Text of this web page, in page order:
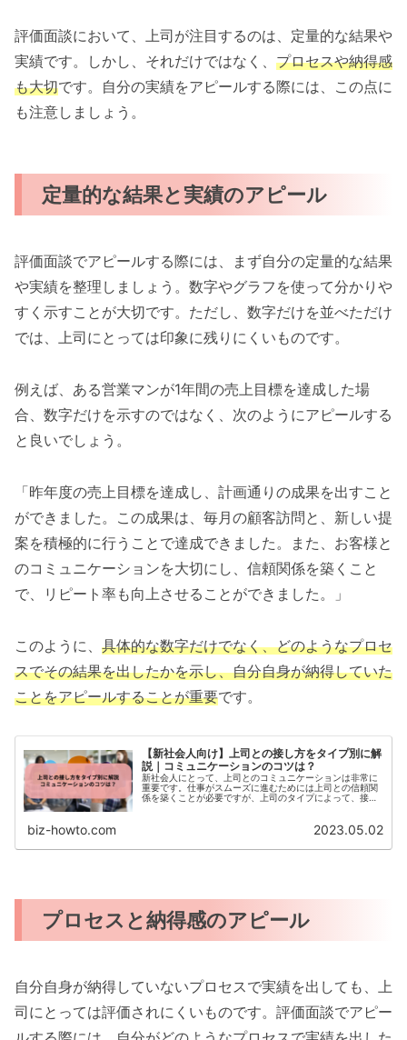
評価面談において、上司が注目するのは、定量的な結果や
実績です。しかし、それだけではなく、 プロセスや納得感
も大切です。自分の実績をアピールする際には、この点に
も注意しましょう。
定量的な結果と実績のアピール
評価面談でアピールする際には、まず自分の定量的な結果
や実績を整理しましょう。数字やグラフを使って分かりや
すく示すことが大切です。ただし、数字だけを並べただけ
では、上司にとっては印象に残りにくいものです。
例えば、ある営業マンが1年間の売上目標を達成した場
合、数字だけを示すのではなく、次のようにアピールする
と良いでしょう。
「昨年度の売上目標を達成し、計画通りの成果を出すこと
ができました。この成果は、毎月の顧客訪問と、新しい提
案を積極的に行うことで達成できました。また、お客様と
のコミュニケーションを大切にし、信頼関係を築くこと
で、リピート率も向上させることができました。」
このように、 具体的な数字だけでなく、どのようなプロセ
スでその結果を出したかを示し、自分自身が納得していた
ことをアピールすることが重要です。
【新社会人向け】上司との接し方をタイプ別に解
説｜コミュニケーションのコツは？
新社会人にとって、上司とのコミュニケーションは非常に
重要です。仕事がスムーズに進むためには上司との信頼関
係を築くことが必要ですが、上司のタイプによって、接し
biz-howto.com 2023.05.02
プロセスと納得感のアピール
自分自身が納得していないプロセスで実績を出しても、上
司にとっては評価されにくいものです。評価面談でアピー